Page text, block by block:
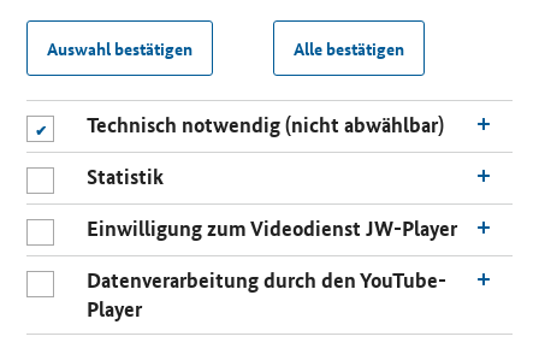
Auswahl bestätigen Alle bestätigen
Technisch notwendig (nicht abwählbar)
Statistik
Einwilligung zum Videodienst JW-Player
Datenverarbeitung durch den YouTube-
Player